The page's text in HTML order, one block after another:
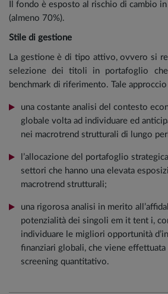
Il fondo è esposto al rischio di cambio
(almeno 70%).
Stile di gestione
La gestione è di tipo attivo, ovvero si
selezione dei titoli in portafoglio
benchmark di riferimento. Tale
una costante analisi del contesto
globale volta ad individuare ed
nei macrotrend strutturali di lungo
l’allocazione del portafoglio
settori che hanno una elevata
macrotrend strutturali;
una rigorosa analisi in merito
potenzialità dei singoli em it tent i,
individuare le migliori opportunità
finanziari globali, che viene effettuata
screening quantitativo.